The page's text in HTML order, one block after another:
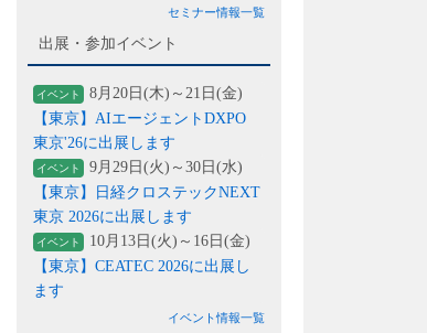
セミナー情報一覧
出展・参加イベント
イベント
8月20日(木)～21日(金)
【東京】AIエージェントDXPO
東京'26に出展します
イベント
9月29日(火)～30日(水)
【東京】日経クロステックNEXT
東京 2026に出展します
イベント
10月13日(火)～16日(金)
【東京】CEATEC 2026に出展し
ます
イベント情報一覧